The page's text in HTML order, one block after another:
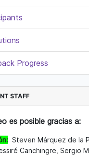
Progress
STAFF
es posible gracias a:
Steven Márquez de la
Canchingre, Sergio